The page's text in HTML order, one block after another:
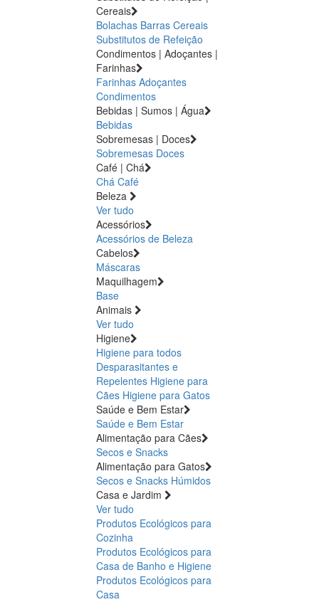
Cereais
Bolachas Barras Cereais
Substitutos de Refeição
Condimentos | Adoçantes |
Farinhas
Farinhas Adoçantes
Condimentos
Bebidas | Sumos | Água
Bebidas
Sobremesas | Doces
Sobremesas Doces
Café | Chá
Chá Café
Beleza
Ver tudo
Acessórios
Acessórios de Beleza
Cabelos
Máscaras
Maquilhagem
Base
Animais
Ver tudo
Higiene
Higiene para todos
Desparasitantes e
Repelentes Higiene para
Cães Higiene para Gatos
Saúde e Bem Estar
Saúde e Bem Estar
Alimentação para Cães
Secos e Snacks
Alimentação para Gatos
Secos e Snacks Húmidos
Casa e Jardim
Ver tudo
Produtos Ecológicos para
Cozinha
Produtos Ecológicos para
Casa de Banho e Higiene
Produtos Ecológicos para
Casa